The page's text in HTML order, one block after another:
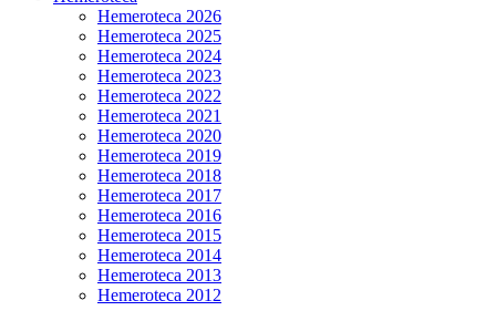
Hemeroteca 2026
Hemeroteca 2025
Hemeroteca 2024
Hemeroteca 2023
Hemeroteca 2022
Hemeroteca 2021
Hemeroteca 2020
Hemeroteca 2019
Hemeroteca 2018
Hemeroteca 2017
Hemeroteca 2016
Hemeroteca 2015
Hemeroteca 2014
Hemeroteca 2013
Hemeroteca 2012